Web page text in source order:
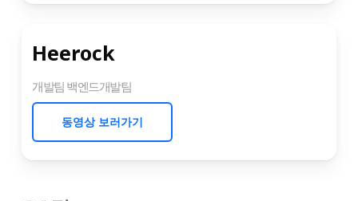
Heerock
개발팀 백엔드개발팀
동영상 보러가기